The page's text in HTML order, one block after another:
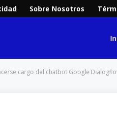
Sobre Nosotros
cargo del chatbot Google